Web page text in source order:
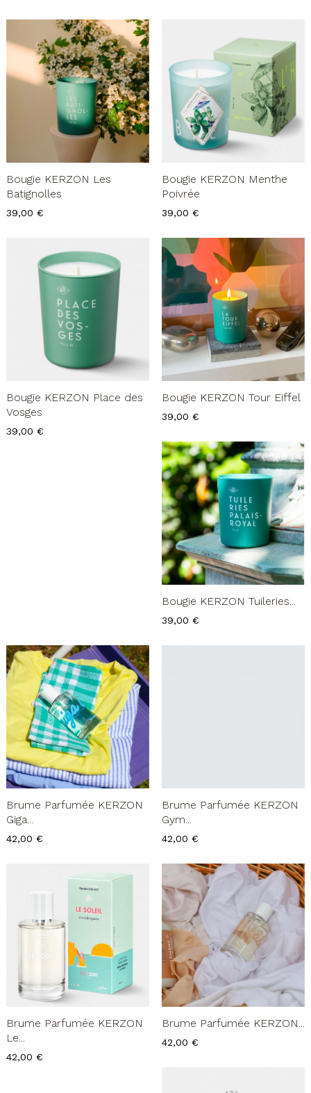
Bougie KERZON Les
Batignolles
Prix
39,00 €
Bougie KERZON Menthe
Poivrée
Prix
39,00 €
Bougie KERZON Place des
Vosges
Prix
39,00 €
Bougie KERZON Tour Eiffel
Prix
39,00 €
Bougie KERZON Tuileries...
Prix
39,00 €
Brume Parfumée KERZON
Giga...
Prix
42,00 €
Brume Parfumée KERZON
Gym...
Prix
42,00 €
Brume Parfumée KERZON
Le...
Prix
42,00 €
Brume Parfumée KERZON...
Prix
42,00 €